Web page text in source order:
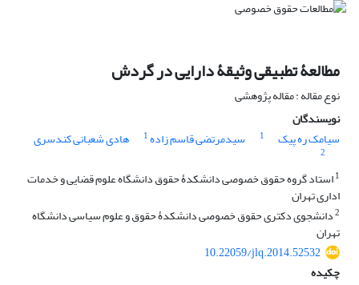
مطالعۀ تطبیقی وثیقۀ دارایی در گردش
نوع مقاله : مقاله پژوهشی
نویسندگان
سیامک ره پیک
1 سیدمرتضی قاسم زاده1 هادی شعبانی کندسری
2
1استاد گروه حقوق خصوصی دانشکدۀ حقوق دانشگاه علوم قضایی و خدمات
اداری تهران
2دانشجوی دکتری حقوق خصوصی دانشکدۀ حقوق و علوم سیاسی دانشگاه
تهران
10.22059/jlq.2014.52532
چکیده